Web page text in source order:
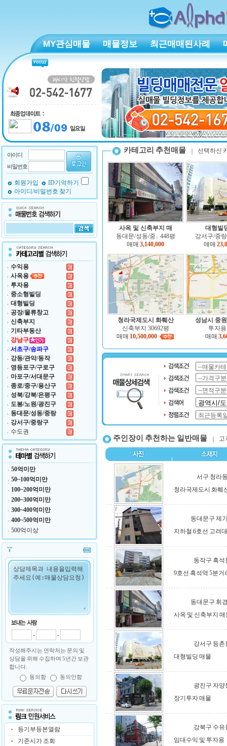
MY관심매물 매물정보 최근매매된사례
아이디
비밀번호
회원가입
ID기억하기
아이디/비밀번호 찾기
수익용
사옥용
투자용
중소형빌딩
대형빌딩
공장/물류창고
신축부지
기타부동산
강남구
서초구/송파구
강동/관악/동작
영등포구/구로구
마포구/서대문구
종로/중구/용산구
성북/강북/은평구
도봉/노원/광진구
동대문/성동/중랑
강서구/중랑구
수도권
50억미만
50~100억미만
100~200억미만
200~300억미만
300~400억미만
400~500억미만
500억이상
- -
작성해주시는 연락처는 문의 및
상담을 위해 수집하며 5년간 보관
합니다.
동의함
동의안함
등기부등본열람
기준시가 조회
카테고리 추천매물 선택하신
사옥 및 신축부지 매
동대문/성동/중.. 448평
매매 3,140,000
대형빌
강서구/중
매매
청라국제도시 화훼산
신축부지 30692평
매매 10,500,000
성남시 중
투자
매매
주인장이 추천하는 일반매물 고
서구 청라
청라국제도시 화훼
동대문구 제
지하철 6호선 고려
동작구 흑석
9호선 흑석역 5분거
동대문구 휘
사옥 및 신축부지 매
강서구 등촌
대형빌딩 매물
광진구 자양
장기투자 매물
강북구 수유
임대수익 및 투자용